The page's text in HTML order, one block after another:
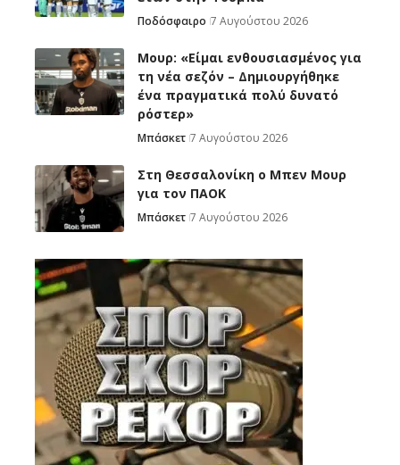
Ποδόσφαιρο 7 Αυγούστου 2026
Μουρ: «Είμαι ενθουσιασμένος για
τη νέα σεζόν – Δημιουργήθηκε
ένα πραγματικά πολύ δυνατό
ρόστερ»
Μπάσκετ 7 Αυγούστου 2026
Στη Θεσσαλονίκη ο Μπεν Μουρ
για τον ΠΑΟΚ
Μπάσκετ 7 Αυγούστου 2026